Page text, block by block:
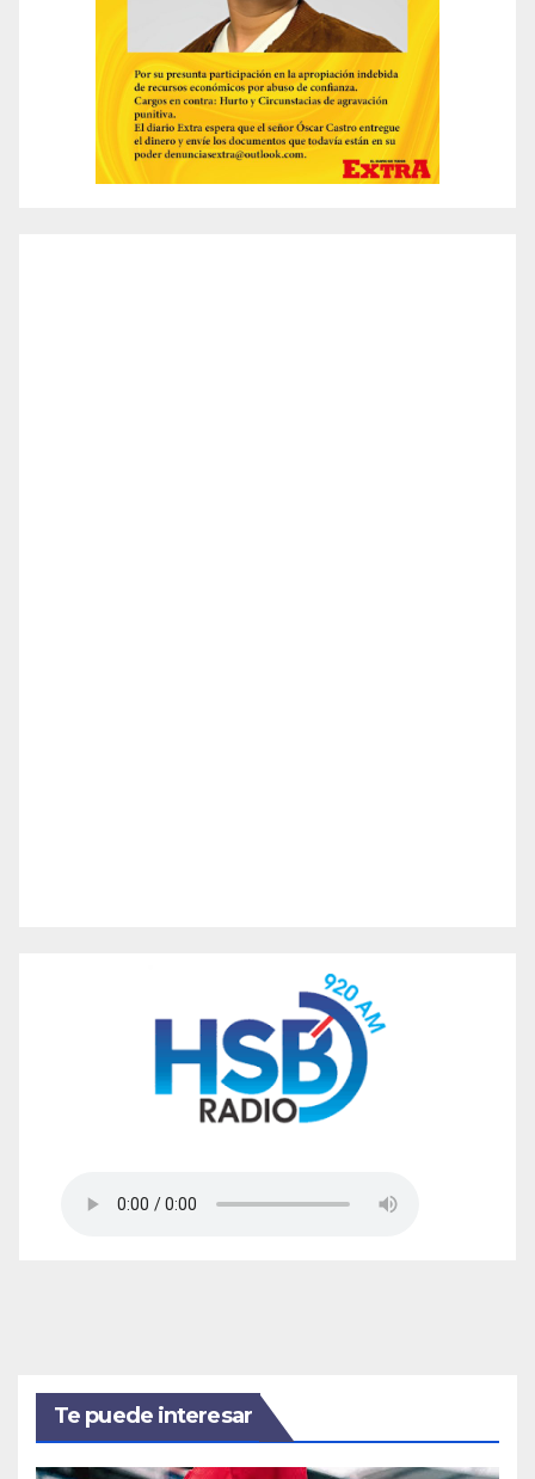
Te puede interesar